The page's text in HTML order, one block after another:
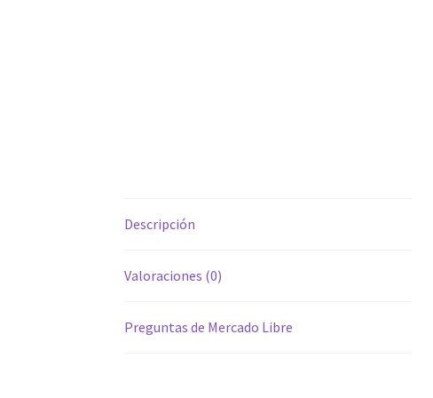
Descripción
Valoraciones (0)
Preguntas de Mercado Libre